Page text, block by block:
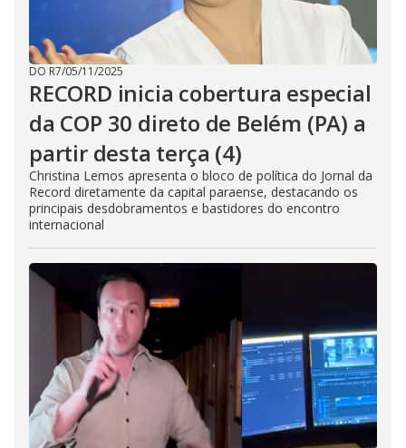
DO R7/05/11/2025
RECORD inicia cobertura especial
da COP 30 direto de Belém (PA) a
partir desta terça (4)
Christina Lemos apresenta o bloco de política do Jornal da
Record diretamente da capital paraense, destacando os
principais desdobramentos e bastidores do encontro
internacional